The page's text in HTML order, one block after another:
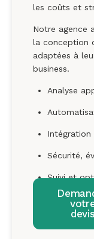
les coûts et
Notre agence
la conception
adaptées à
business.
Analyse
Intégration
Sécurité,
Suivi et
devis